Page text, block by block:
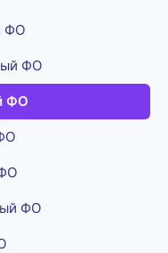
ФО
ФО
ФО
ФО